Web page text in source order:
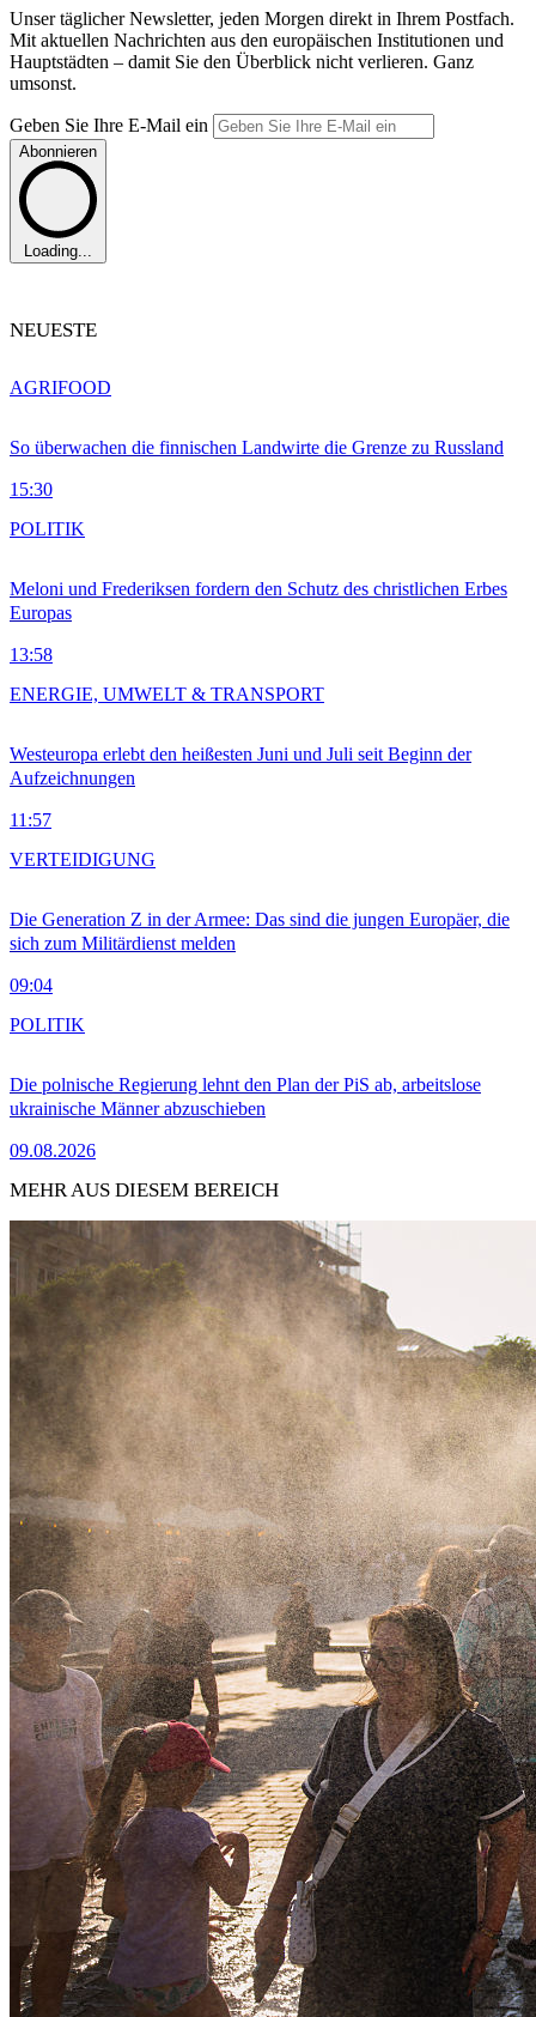
Unser täglicher Newsletter, jeden Morgen direkt in Ihrem Postfach.
Mit aktuellen Nachrichten aus den europäischen Institutionen und
Hauptstädten – damit Sie den Überblick nicht verlieren. Ganz
umsonst.
Geben Sie Ihre E-Mail ein
Abonnieren
Loading...
NEUESTE
So überwachen die finnischen Landwirte die Grenze zu Russland
15:30
AGRIFOOD
Meloni und Frederiksen fordern den Schutz des christlichen Erbes
Europas
13:58
POLITIK
Westeuropa erlebt den heißesten Juni und Juli seit Beginn der
Aufzeichnungen
11:57
ENERGIE, UMWELT & TRANSPORT
Die Generation Z in der Armee: Das sind die jungen Europäer, die
sich zum Militärdienst melden
09:04
VERTEIDIGUNG
Die polnische Regierung lehnt den Plan der PiS ab, arbeitslose
ukrainische Männer abzuschieben
09.08.2026
POLITIK
MEHR AUS DIESEM BEREICH